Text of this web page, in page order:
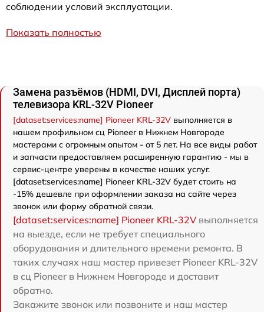
соблюдении условий эксплуатации.
Показать полностью
Замена разъёмов (HDMI, DVI, Дисплей порта)
телевизора KRL-32V Pioneer
[dataset:services:name] Pioneer KRL-32V выполняется в
нашем профильном сц Pioneer в Нижнем Новгороде
мастерами с огромным опытом - от 5 лет. На все виды работ
и запчасти предоставляем расширенную гарантию - мы в
сервис-центре уверены в качестве наших услуг.
[dataset:services:name] Pioneer KRL-32V будет стоить на
-15% дешевле при оформлении заказа на сайте через
звонок или форму обратной связи.
[dataset:services:name] Pioneer KRL-32V выполняется
на выезде, если не требует специального
оборудования и длительного времени ремонта. В
таких случаях наш мастер привезет Pioneer KRL-32V
в сц Pioneer в Нижнем Новгороде и доставит
обратно.
Закажите звонок или позвоните и наш мастер